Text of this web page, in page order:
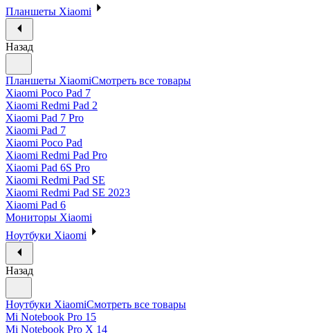
Планшеты Xiaomi
Назад
Планшеты XiaomiСмотреть все товары
Xiaomi Poco Pad 7
Xiaomi Redmi Pad 2
Xiaomi Pad 7 Pro
Xiaomi Pad 7
Xiaomi Poco Pad
Xiaomi Redmi Pad Pro
Xiaomi Pad 6S Pro
Xiaomi Redmi Pad SE
Xiaomi Redmi Pad SE 2023
Xiaomi Pad 6
Мониторы Xiaomi
Ноутбуки Xiaomi
Назад
Ноутбуки XiaomiСмотреть все товары
Mi Notebook Pro 15
Mi Notebook Pro X 14